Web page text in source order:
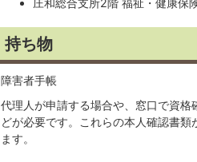
庄和総合支所2階 福祉・健康保
持ち物
障害者手帳
代理人が申請する場合や、窓口で資
どが必要です。これらの本人確認書
ます。